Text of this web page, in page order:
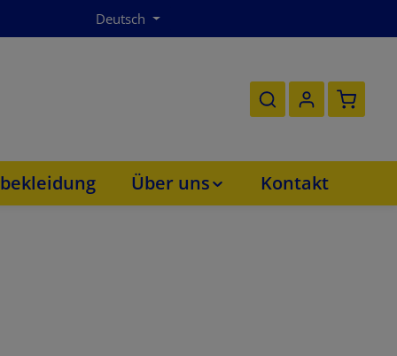
Deutsch
Über uns Kontakt